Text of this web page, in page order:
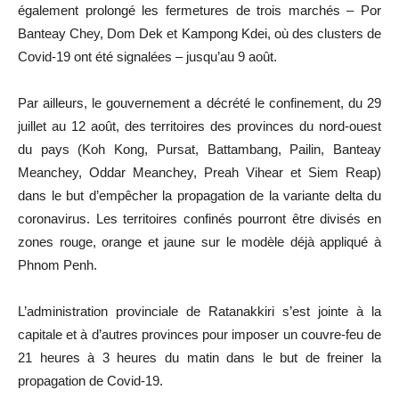
également prolongé les fermetures de trois marchés – Por
Banteay Chey, Dom Dek et Kampong Kdei, où des clusters de
Covid-19 ont été signalées – jusqu’au 9 août.
Par ailleurs, le gouvernement a décrété le confinement, du 29
juillet au 12 août, des territoires des provinces du nord-ouest
du pays (Koh Kong, Pursat, Battambang, Pailin, Banteay
Meanchey, Oddar Meanchey, Preah Vihear et Siem Reap)
dans le but d’empêcher la propagation de la variante delta du
coronavirus. Les territoires confinés pourront être divisés en
zones rouge, orange et jaune sur le modèle déjà appliqué à
Phnom Penh.
L’administration provinciale de Ratanakkiri s’est jointe à la
capitale et à d’autres provinces pour imposer un couvre-feu de
21 heures à 3 heures du matin dans le but de freiner la
propagation de Covid-19.